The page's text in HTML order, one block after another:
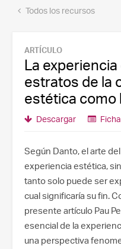
Todos los recursos
ARTÍCULO
La
estratos de la
estética como
Descargar
Según Danto, el arte
experiencia estética,
tanto solo puede ser
cual significaría su fin.
presente artículo Pau
esencial de la
una perspectiva